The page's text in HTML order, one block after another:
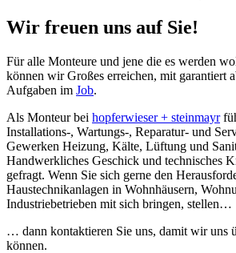
Wir freuen uns auf Sie!
Für alle Monteure und jene die es werden
können wir Großes erreichen, mit garantiert
Aufgaben im Job.
Als Monteur bei hopferwieser + steinmayr
Installations-, Wartungs-, Reparatur- und
Gewerken Heizung, Kälte, Lüftung und
Handwerkliches Geschick und technisches
gefragt. Wenn Sie sich gerne den
Haustechnikanlagen in Wohnhäusern,
Industriebetrieben mit sich bringen, stellen…
… dann kontaktieren Sie uns, damit wir uns
können.